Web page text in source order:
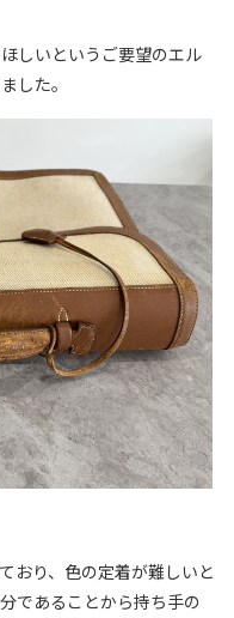
しいというご要望のエル
した。
おり、色の定着が難しいと
であることから持ち手の